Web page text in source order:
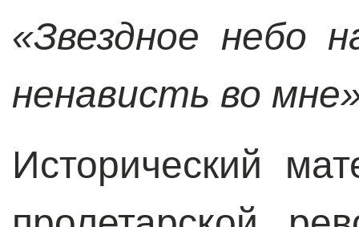
«Звездное небо
ненависть во
Исторический